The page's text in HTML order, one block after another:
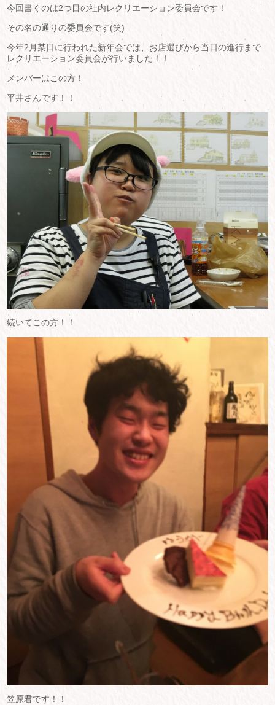
今回書くのは2つ目の社内レクリエーション委員会です！
その名の通りの委員会です(笑)
今年2月某日に行われた新年会では、お店選びから当日の進行まで
レクリエーション委員会が行いました！！
メンバーはこの方！
平井さんです！！
続いてこの方！！
笠原君です！！